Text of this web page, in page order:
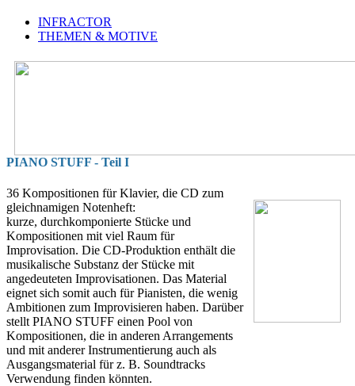
INFRACTOR
THEMEN & MOTIVE
PIANO STUFF - Teil I
36 Kompositionen für Klavier, die CD zum
gleichnamigen Notenheft:
kurze, durchkomponierte Stücke und
Kompositionen mit viel Raum für
Improvisation. Die CD-Produktion enthält die
musikalische Substanz der Stücke mit
angedeuteten Improvisationen. Das Material
eignet sich somit auch für Pianisten, die wenig
Ambitionen zum Improvisieren haben. Darüber
stellt PIANO STUFF einen Pool von
Kompositionen, die in anderen Arrangements
und mit anderer Instrumentierung auch als
Ausgangsmaterial für z. B. Soundtracks
Verwendung finden könnten.